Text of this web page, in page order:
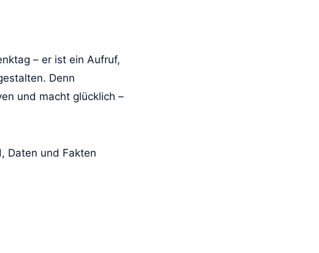
– er ist ein Aufruf,
Denn
und macht glücklich –
Daten und Fakten